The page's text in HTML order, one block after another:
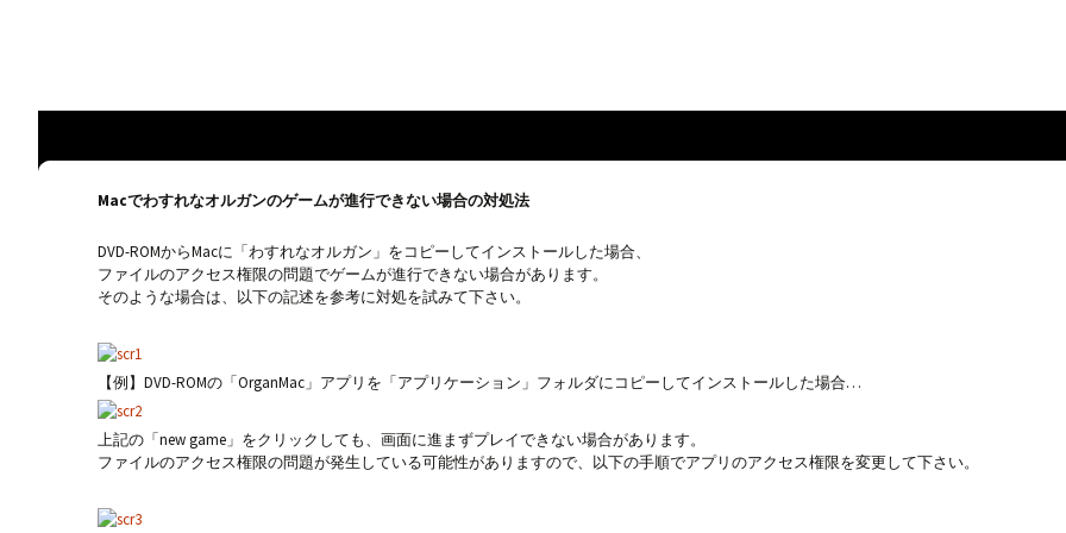
CAVYHOUSE official web site
Macでわすれなオルガンのゲームが進行できない場合の対処法
DVD-ROMからMacに「わすれなオルガン」をコピーしてインストールした場合、
ファイルのアクセス権限の問題でゲームが進行できない場合があります。
そのような場合は、以下の記述を参考に対処を試みて下さい。
【例】DVD-ROMの「OrganMac」アプリを「アプリケーション」フォルダにコピーしてインストールした場合…
上記の「new game」をクリックしても、画面に進まずプレイできない場合があります。
ファイルのアクセス権限の問題が発生している可能性がありますので、以下の手順でアプリのアクセス権限を変更して下さい。